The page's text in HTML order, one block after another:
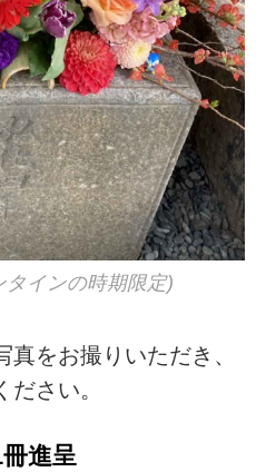
インの時期限定)
をお撮りいただき、
さい。
進呈